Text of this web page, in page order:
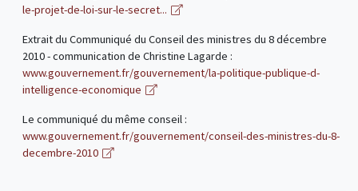
le-projet-de-loi-sur-le-secret...
Extrait du Communiqué du Conseil des ministres du 8 décembre
2010 - communication de Christine Lagarde :
www.gouvernement.fr/gouvernement/la-politique-publique-d-
intelligence-economique
Le communiqué du même conseil :
www.gouvernement.fr/gouvernement/conseil-des-ministres-du-8-
decembre-2010